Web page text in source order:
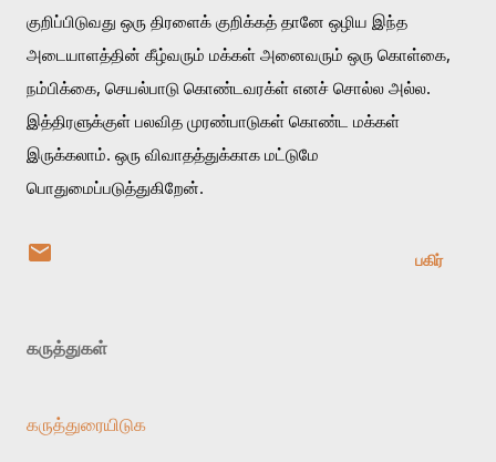
குறிப்பிடுவது ஒரு திரளைக் குறிக்கத் தானே ஒழிய இந்த
அடையாளத்தின் கீழ்வரும் மக்கள் அனைவரும் ஒரு கொள்கை,
நம்பிக்கை, செயல்பாடு கொண்டவரக்ள் எனச் சொல்ல அல்ல.
இத்திரளுக்குள் பலவித முரண்பாடுகள் கொண்ட மக்கள்
இருக்கலாம். ஒரு விவாதத்துக்காக மட்டுமே
பொதுமைப்படுத்துகிறேன்.
பகிர்
கருத்துகள்
கருத்துரையிடுக